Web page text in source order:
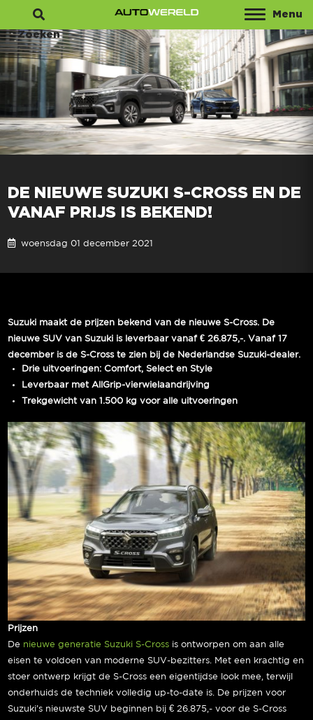
Menu
Zoeken
DE NIEUWE SUZUKI S-CROSS EN DE
VANAF PRIJS IS BEKEND!
woensdag 01 december 2021
Suzuki maakt de prijzen bekend van de nieuwe S-Cross. De
nieuwe SUV van Suzuki is leverbaar vanaf € 26.875,-. Vanaf 17
december is de S-Cross te zien bij de Nederlandse Suzuki-dealer.
Drie uitvoeringen: Comfort, Select en Style
Leverbaar met AllGrip-vierwielaandrijving
Trekgewicht van 1.500 kg voor alle uitvoeringen
Prijzen
De nieuwe generatie Suzuki S-Cross is ontworpen om aan alle
eisen te voldoen van moderne SUV-bezitters. Met een krachtig en
stoer ontwerp krijgt de S-Cross een eigentijdse look mee, terwijl
onderhuids de techniek volledig up-to-date is. De prijzen voor
Suzuki’s nieuwste SUV beginnen bij € 26.875,- voor de S-Cross